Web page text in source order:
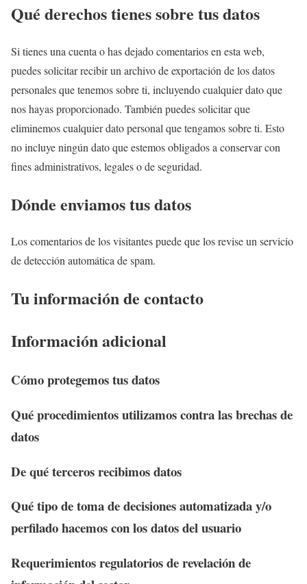
Qué derechos tienes sobre tus datos
Si tienes una cuenta o has dejado comentarios en esta web,
puedes solicitar recibir un archivo de exportación de los datos
personales que tenemos sobre ti, incluyendo cualquier dato que
nos hayas proporcionado. También puedes solicitar que
eliminemos cualquier dato personal que tengamos sobre ti. Esto
no incluye ningún dato que estemos obligados a conservar con
fines administrativos, legales o de seguridad.
Dónde enviamos tus datos
Los comentarios de los visitantes puede que los revise un servicio
de detección automática de spam.
Tu información de contacto
Información adicional
Cómo protegemos tus datos
Qué procedimientos utilizamos contra las brechas de
datos
De qué terceros recibimos datos
Qué tipo de toma de decisiones automatizada y/o
perfilado hacemos con los datos del usuario
Requerimientos regulatorios de revelación de